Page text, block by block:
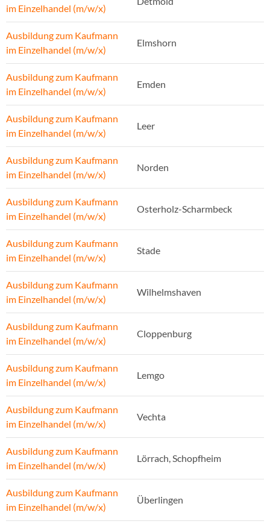
im Einzelhandel (m/w/x)
Ausbildung zum Kaufmann
im Einzelhandel (m/w/x)
Elmshorn
Ausbildung zum Kaufmann
im Einzelhandel (m/w/x)
Emden
Ausbildung zum Kaufmann
im Einzelhandel (m/w/x)
Leer
Ausbildung zum Kaufmann
im Einzelhandel (m/w/x)
Norden
Ausbildung zum Kaufmann
im Einzelhandel (m/w/x)
Osterholz-Scharmbeck
Ausbildung zum Kaufmann
im Einzelhandel (m/w/x)
Stade
Ausbildung zum Kaufmann
im Einzelhandel (m/w/x)
Wilhelmshaven
Ausbildung zum Kaufmann
im Einzelhandel (m/w/x)
Cloppenburg
Ausbildung zum Kaufmann
im Einzelhandel (m/w/x)
Lemgo
Ausbildung zum Kaufmann
im Einzelhandel (m/w/x)
Vechta
Ausbildung zum Kaufmann
im Einzelhandel (m/w/x)
Lörrach, Schopfheim
Ausbildung zum Kaufmann
im Einzelhandel (m/w/x)
Überlingen